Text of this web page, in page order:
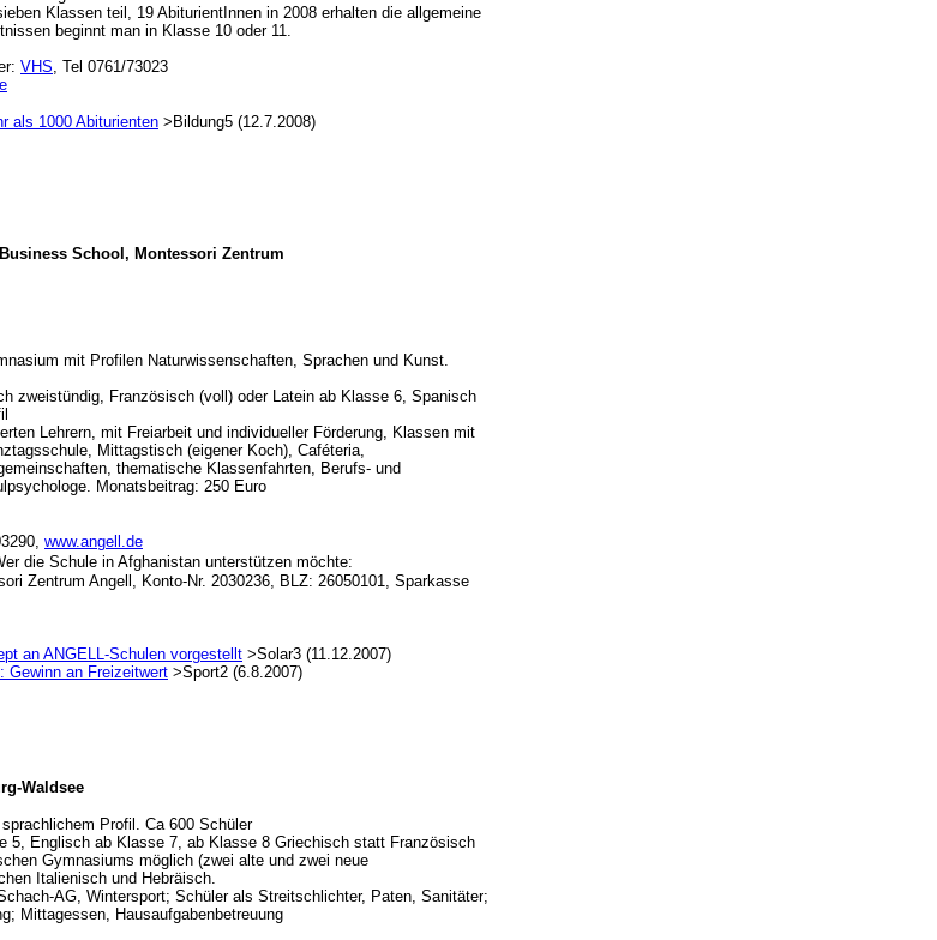
Klassen teil, 19 AbiturientInnen in 2008 erhalten die allgemeine
beginnt man in Klasse 10 oder 11.
VHS, Tel 0761/73023
als 1000 Abiturienten >Bildung5 (12.7.2008)
School, Montessori Zentrum
mit Profilen Naturwissenschaften, Sprachen und Kunst.
zweistündig, Französisch (voll) oder Latein ab Klasse 6, Spanisch
Lehrern, mit Freiarbeit und individueller Förderung, Klassen mit
Mittagstisch (eigener Koch), Caféteria,
thematische Klassenfahrten, Berufs- und
Monatsbeitrag: 250 Euro
www.angell.de
die Schule in Afghanistan unterstützen möchte:
Zentrum Angell, Konto-Nr. 2030236, BLZ: 26050101, Sparkasse
an ANGELL-Schulen vorgestellt >Solar3 (11.12.2007)
Gewinn an Freizeitwert >Sport2 (6.8.2007)
Waldsee
Profil. Ca 600 Schüler
5, Englisch ab Klasse 7, ab Klasse 8 Griechisch statt Französisch
Gymnasiums möglich (zwei alte und zwei neue
Italienisch und Hebräisch.
AG, Wintersport; Schüler als Streitschlichter, Paten, Sanitäter;
Mittagessen, Hausaufgabenbetreuung